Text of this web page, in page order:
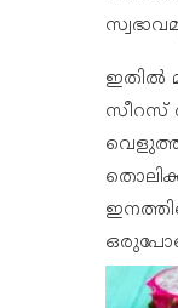
ഇതിൽ
സീറസ്